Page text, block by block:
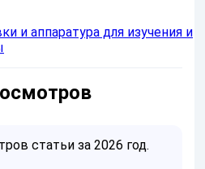
и аппаратура для изучения и
статьи за 2026 год.